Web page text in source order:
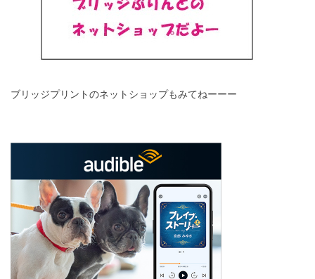
ブリッジプリントのネットショップもみてねーーー